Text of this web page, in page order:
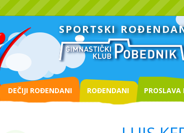
SPORTSKI
DEČIJI ROĐENDANI ROĐENDANI